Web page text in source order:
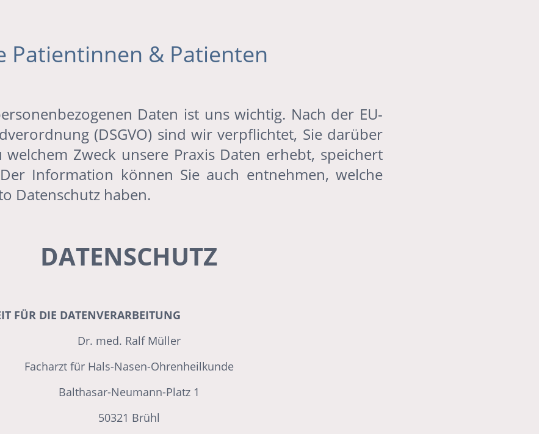
Patientinnen & Patienten
Daten ist uns wichtig. Nach der EU-
(DSGVO) sind wir verpflichtet, Sie darüber
Zweck unsere Praxis Daten erhebt, speichert
Information können Sie auch entnehmen, welche
Datenschutz haben.
DATENSCHUTZ
FÜR DIE DATENVERARBEITUNG
Dr. med. Ralf Müller
Facharzt für Hals-Nasen-Ohrenheilkunde
Balthasar-Neumann-Platz 1
50321 Brühl